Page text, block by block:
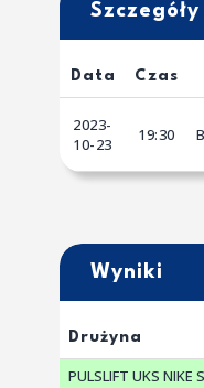
Szczegóły
Data Czas
2023-
10-23
19:30
Wyniki
Drużyna
PULSLIFT UKS NIKE